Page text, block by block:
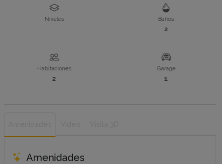
Niveles Baños
2
Habitaciones
2
Garage
1
Amenidades